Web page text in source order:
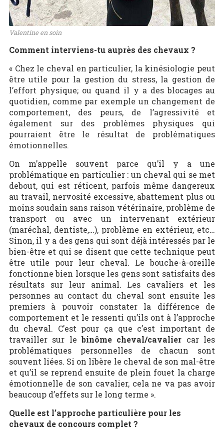
Valentine en soin
Comment interviens-tu auprès des chevaux ?
« Chez le cheval en particulier, la kinésiologie peut
être utile pour la gestion du stress, la gestion de
l’effort physique; ou quand il y a des blocages au
quotidien, comme par exemple un changement de
comportement, des peurs, de l’agressivité et
également sur des problèmes physiques qui
pourraient être le résultat de problématiques
émotionnelles.
On m’appelle souvent parce qu’il y a une
problématique en particulier : un cheval qui se met
debout, qui est réticent, parfois même dangereux
au travail, nervosité excessive, abattement plus ou
moins soudain sans raison vétérinaire, problème de
transport ou avec un intervenant extérieur
(maréchal, dentiste,…), problème en extérieur, etc…
Sinon, il y a des gens qui sont déjà intéressés par le
bien-être et qui se disent que cette technique peut
être utile pour leur cheval. Le bouche-à-oreille
fonctionne bien lorsque les gens sont satisfaits des
résultats sur leur animal. Les cavaliers et les
personnes au contact du cheval sont ensuite les
premiers à pouvoir constater la différence de
comportement et le ressenti qu’ils ont à l’approche
du cheval. C’est pour ça que c’est important de
travailler sur lebinôme cheval/cavalier car les
problématiques personnelles de chacun sont
souvent liées. Si on libère le cheval de son mal-être
et qu’il se reprend ensuite de plein fouet la charge
émotionnelle de son cavalier, cela ne va pas avoir
beaucoup d’effets sur le long terme ».
Quelle est l’approche particulière pour les
chevaux de concours complet ?